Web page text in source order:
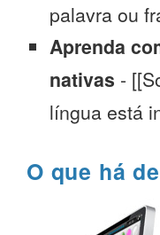
palavra ou
Aprenda
nativas -
língua está
O que há